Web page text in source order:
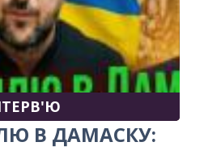
В ДАМАСКУ: